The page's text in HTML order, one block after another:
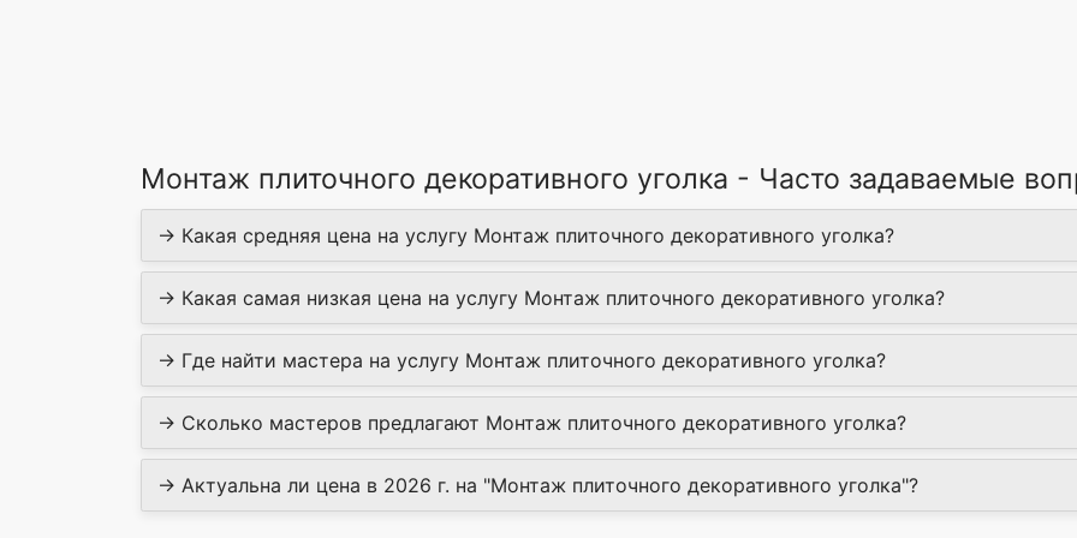
Монтаж плиточного декоративного уголка - Часто задаваемые
→ Какая средняя цена на услугу Монтаж плиточного декоративного уголка?
→ Какая самая низкая цена на услугу Монтаж плиточного декоративного уголка?
→ Где найти мастера на услугу Монтаж плиточного декоративного уголка?
→ Сколько мастеров предлагают Монтаж плиточного декоративного уголка?
→ Актуальна ли цена в 2026 г. на "Монтаж плиточного декоративного уголка"?